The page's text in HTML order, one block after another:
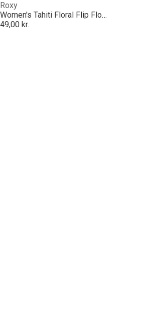
Roxy
Women's Tahiti Floral Flip Flops
49,00 kr.